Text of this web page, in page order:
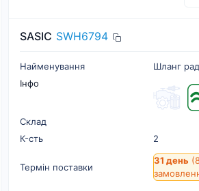
SASIC SWH6794
Найменування
Шланг
Інфо
Склад
К-cть
2
Термін поставки
31 день